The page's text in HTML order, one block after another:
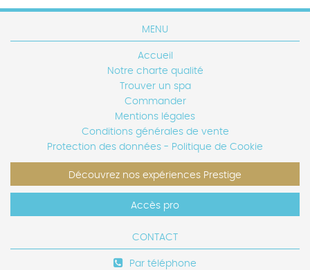
MENU
Accueil
Notre charte qualité
Trouver un spa
Commander
Mentions légales
Conditions générales de vente
Protection des données - Politique de Cookie
Découvrez nos expériences Prestige
Accès pro
CONTACT
Par téléphone